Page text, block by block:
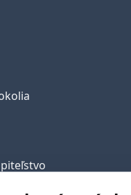
obce